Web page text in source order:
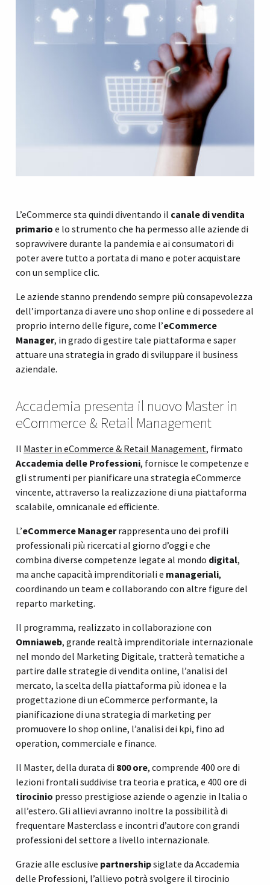
L’eCommerce sta quindi diventando il canale di vendita
primario e lo strumento che ha permesso alle aziende di
sopravvivere durante la pandemia e ai consumatori di
poter avere tutto a portata di mano e poter acquistare
con un semplice clic.
Le aziende stanno prendendo sempre più consapevolezza
dell’importanza di avere uno shop online e di possedere al
proprio interno delle figure, come l’eCommerce
Manager, in grado di gestire tale piattaforma e saper
attuare una strategia in grado di sviluppare il business
aziendale.
Accademia presenta il nuovo Master in
eCommerce & Retail Management
Il Master in eCommerce & Retail Management, firmato
Accademia delle Professioni, fornisce le competenze e
gli strumenti per pianificare una strategia eCommerce
vincente, attraverso la realizzazione di una piattaforma
scalabile, omnicanale ed efficiente.
L’eCommerce Managerrappresenta uno dei profili
professionali più ricercati al giorno d’oggi e che
combina diverse competenze legate al mondo digital,
ma anche capacità imprenditoriali e manageriali,
coordinando un team e collaborando con altre figure del
reparto marketing.
Il programma, realizzato in collaborazione con
Omniaweb, grande realtà imprenditoriale internazionale
nel mondo del Marketing Digitale, tratterà tematiche a
partire dalle strategie di vendita online, l’analisi del
mercato, la scelta della piattaforma più idonea e la
progettazione di un eCommerce performante, la
pianificazione di una strategia di marketing per
promuovere lo shop online, l’analisi dei kpi, fino ad
operation, commerciale e finance.
Il Master, della durata di 800 ore, comprende 400 ore di
lezioni frontali suddivise tra teoria e pratica, e 400 ore di
tirocinio presso prestigiose aziende o agenzie in Italia o
all’estero. Gli allievi avranno inoltre la possibilità di
frequentare Masterclass e incontri d’autore con grandi
professioni del settore a livello internazionale.
Grazie alle esclusive partnershipsiglate da Accademia
delle Professioni, l’allievo potrà svolgere il tirocinio